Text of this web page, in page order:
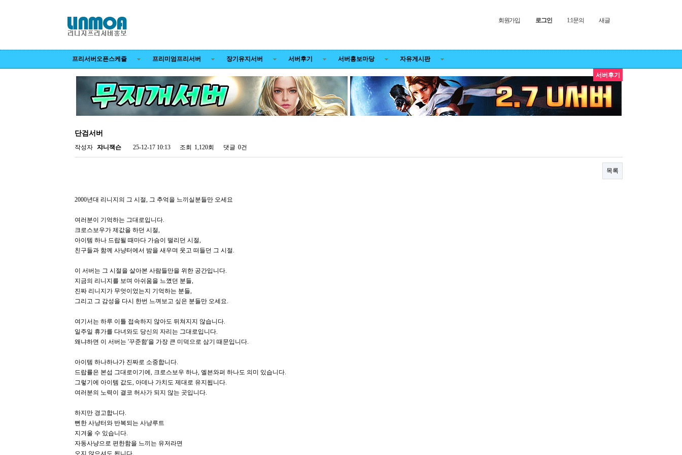
회원가입 로그인 1:1문의 새글
프리서버오픈스케쥴 프리미엄프리서버 장기유지서버 서버후기 서버홍보마당 자유게시판
서버후기
단검서버
작성자 쟈니잭슨 25-12-17 10:13 조회 1,120회 댓글 0건
목록
2000년대 리니지의 그 시절, 그 추억을 느끼실분들만 오세요
여러분이 기억하는 그대로입니다.
크로스보우가 제값을 하던 시절,
아이템 하나 드랍될 때마다 가슴이 떨리던 시절,
친구들과 함께 사냥터에서 밤을 새우며 웃고 떠들던 그 시절.
이 서버는 그 시절을 살아본 사람들만을 위한 공간입니다.
지금의 리니지를 보며 아쉬움을 느꼈던 분들,
진짜 리니지가 무엇이었는지 기억하는 분들,
그리고 그 감성을 다시 한번 느껴보고 싶은 분들만 오세요.
여기서는 하루 이틀 접속하지 않아도 뒤쳐지지 않습니다.
일주일 휴가를 다녀와도 당신의 자리는 그대로입니다.
왜냐하면 이 서버는 '꾸준함'을 가장 큰 미덕으로 삼기 때문입니다.
아이템 하나하나가 진짜로 소중합니다.
드랍률은 본섭 그대로이기에, 크로스보우 하나, 엘븐와퍼 하나도 의미 있습니다.
그렇기에 아이템 값도, 아데나 가치도 제대로 유지됩니다.
여러분의 노력이 결코 허사가 되지 않는 곳입니다.
하지만 경고합니다.
뻔한 사냥터와 반복되는 사냥루트
지겨울 수 있습니다.
자동사냥으로 편한함을 느끼는 유저라면
오지 않으셔도 됩니다.